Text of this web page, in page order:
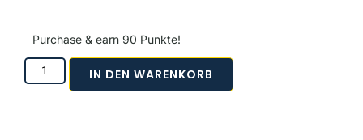
Purchase & earn 90 Punkte!
IN DEN WARENKORB